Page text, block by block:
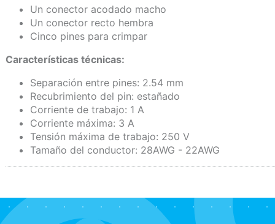
Un conector acodado macho
Un conector recto hembra
Cinco pines para crimpar
Características técnicas:
Separación entre pines: 2.54 mm
Recubrimiento del pin: estañado
Corriente de trabajo: 1 A
Corriente máxima: 3 A
Tensión máxima de trabajo: 250 V
Tamaño del conductor: 28AWG - 22AWG